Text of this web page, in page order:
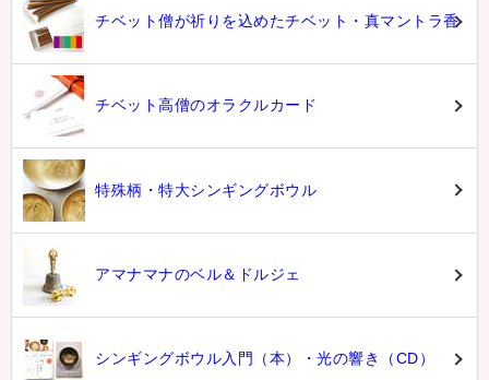
チベット僧が祈りを込めたチベット・真マントラ香
チベット高僧のオラクルカード
特殊柄・特大シンギングボウル
アマナマナのベル＆ドルジェ
シンギングボウル入門（本）・光の響き（CD）